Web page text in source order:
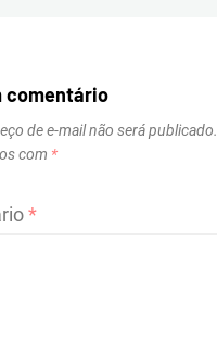
comentário
de e-mail não será publicado.
com *
*